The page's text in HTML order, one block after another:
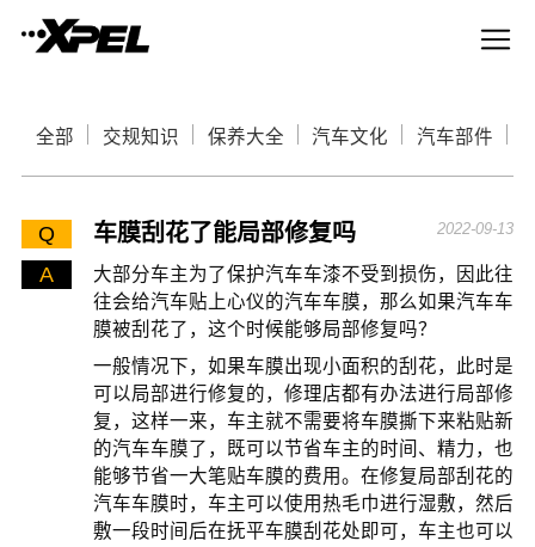
全部 交规知识 保养大全 汽车文化 汽车部件
Q 车膜刮花了能局部修复吗 2022-09-13
A
大部分车主为了保护汽车车漆不受到损伤，因此往
往会给汽车贴上心仪的汽车车膜，那么如果汽车车
膜被刮花了，这个时候能够局部修复吗？
一般情况下，如果车膜出现小面积的刮花，此时是
可以局部进行修复的，修理店都有办法进行局部修
复，这样一来，车主就不需要将车膜撕下来粘贴新
的汽车车膜了，既可以节省车主的时间、精力，也
能够节省一大笔贴车膜的费用。在修复局部刮花的
汽车车膜时，车主可以使用热毛巾进行湿敷，然后
敷一段时间后在抚平车膜刮花处即可，车主也可以